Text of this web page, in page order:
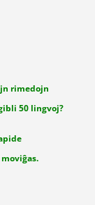
rimedojn
50 lingvoj?